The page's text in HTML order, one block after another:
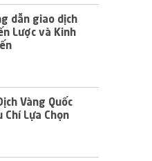
dẫn giao dịch
Lược và Kinh
Vàng Quốc
Chí Lựa Chọn